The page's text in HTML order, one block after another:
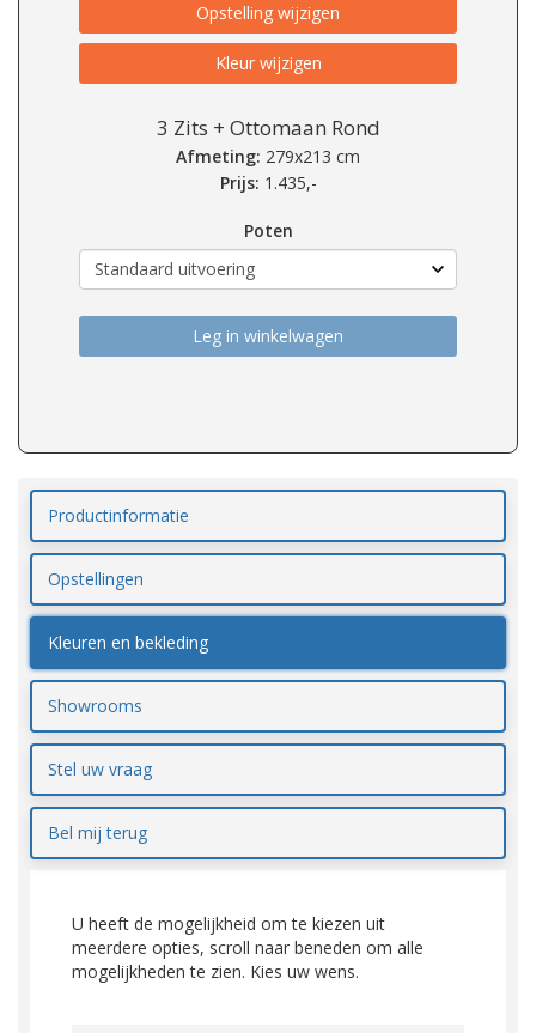
Opstelling wijzigen
Kleur wijzigen
3 Zits + Ottomaan Rond
Afmeting: 279x213 cm
Prijs: 1.435,-
Poten
Leg in winkelwagen
Productinformatie
Opstellingen
Kleuren en bekleding
Showrooms
Stel uw vraag
Bel mij terug
U heeft de mogelijkheid om te kiezen uit
meerdere opties, scroll naar beneden om alle
mogelijkheden te zien. Kies uw wens.